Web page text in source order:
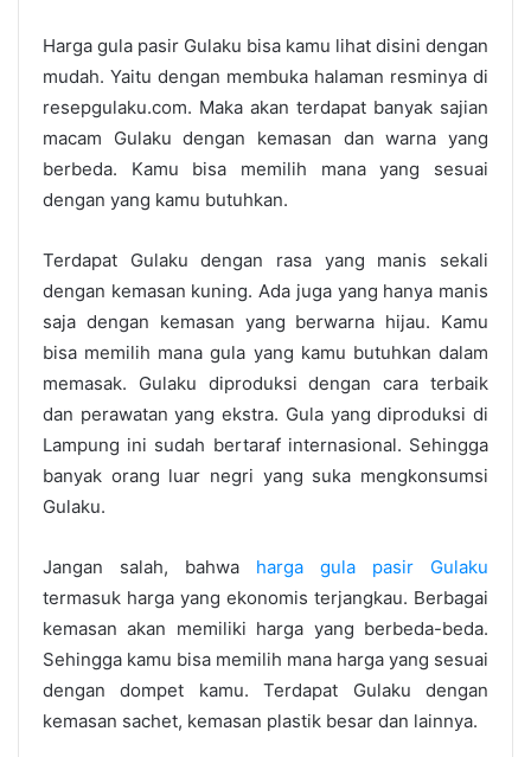
Harga gula pasir Gulaku bisa kamu lihat disini dengan
mudah. Yaitu dengan membuka halaman resminya di
resepgulaku.com. Maka akan terdapat banyak sajian
macam Gulaku dengan kemasan dan warna yang
berbeda. Kamu bisa memilih mana yang sesuai
dengan yang kamu butuhkan.
Terdapat Gulaku dengan rasa yang manis sekali
dengan kemasan kuning. Ada juga yang hanya manis
saja dengan kemasan yang berwarna hijau. Kamu
bisa memilih mana gula yang kamu butuhkan dalam
memasak. Gulaku diproduksi dengan cara terbaik
dan perawatan yang ekstra. Gula yang diproduksi di
Lampung ini sudah bertaraf internasional. Sehingga
banyak orang luar negri yang suka mengkonsumsi
Gulaku.
Jangan salah, bahwa harga gula pasir Gulaku
termasuk harga yang ekonomis terjangkau. Berbagai
kemasan akan memiliki harga yang berbeda-beda.
Sehingga kamu bisa memilih mana harga yang sesuai
dengan dompet kamu. Terdapat Gulaku dengan
kemasan sachet, kemasan plastik besar dan lainnya.